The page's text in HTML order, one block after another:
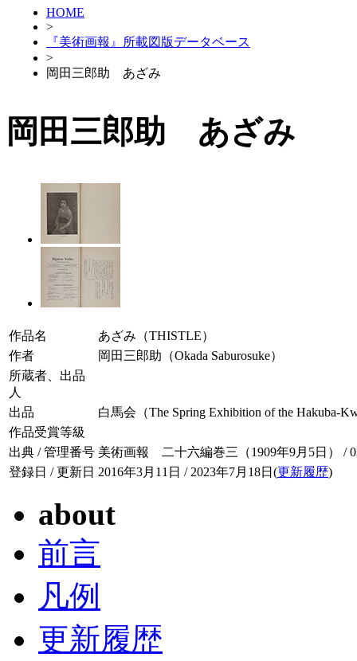
HOME
>
『美術画報』所載図版データベース
>
岡田三郎助 あざみ
岡田三郎助 あざみ
作品名
あざみ（THISTLE）
作者
岡田三郎助（Okada Saburosuke）
所蔵者、出品
人
出品
白馬会（The Spring Exhibition of the Hakuba-
作品受賞等級
出典 / 管理番号 美術画報 二十六編巻三（1909年9月5日） /
登録日 / 更新日 2016年3月11日 / 2023年7月18日(更新履歴)
about
前言
凡例
更新履歴